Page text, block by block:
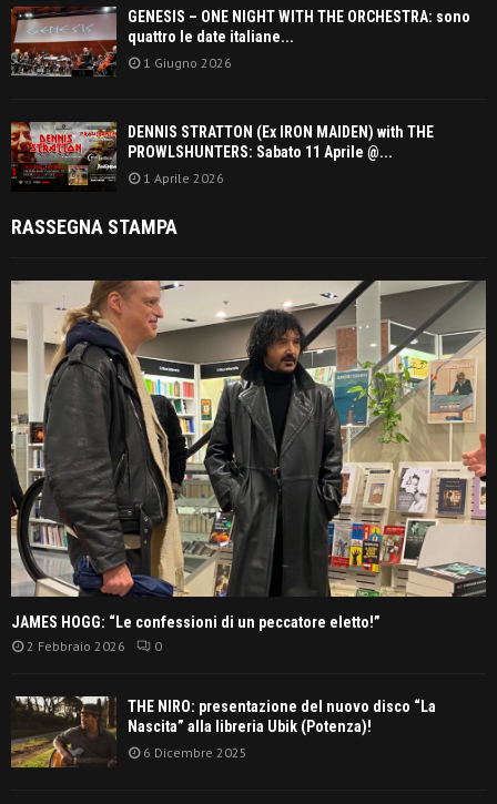
GENESIS – ONE NIGHT WITH THE ORCHESTRA: sono
quattro le date italiane...
1 Giugno 2026
DENNIS STRATTON (Ex IRON MAIDEN) with THE
PROWLSHUNTERS: Sabato 11 Aprile @...
1 Aprile 2026
RASSEGNA STAMPA
JAMES HOGG: “Le confessioni di un peccatore eletto!”
2 Febbraio 2026 0
THE NIRO: presentazione del nuovo disco “La
Nascita” alla libreria Ubik (Potenza)!
6 Dicembre 2025